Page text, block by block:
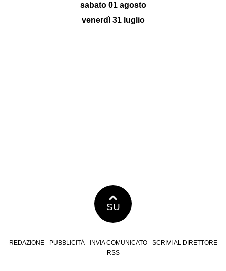
sabato 01 agosto
venerdì 31 luglio
SU
REDAZIONE PUBBLICITÀ INVIA COMUNICATO
SCRIVI AL DIRETTORE
RSS